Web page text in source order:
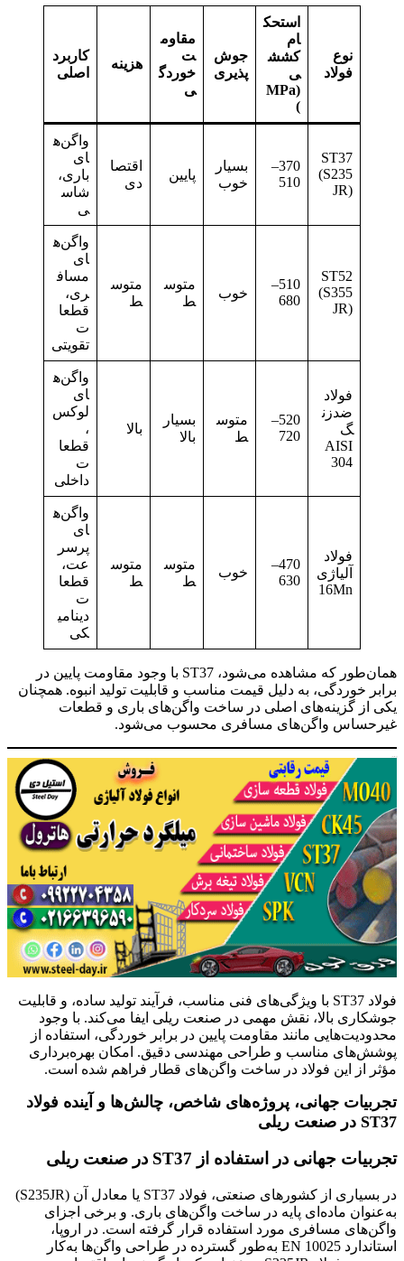
نوع
فولاد
استحک
ام
کشش
ی
(MPa
)
جوش‌
پذیری
مقاوم
ت
خوردگ
ی
هزینه
کاربرد
اصلی
ST37
(S235
JR)
370–
510
بسیار
خوب
پایین
اقتصا
دی
واگن‌ه
ای
باری،
شاس
ی
ST52
(S355
JR)
510–
680
خوب
متوس
ط
متوس
ط
واگن‌ه
ای
مساف
ری،
قطعا
ت
تقویتی
فولاد
ضدزن
گ
AISI
304
520–
720
متوس
ط
بسیار
بالا
بالا
واگن‌ه
ای
لوکس
،
قطعا
ت
داخلی
فولاد
آلیاژی
16Mn
470–
630
خوب
متوس
ط
متوس
ط
واگن‌ه
ای
پرسر
عت،
قطعا
ت
دینامی
کی
همان‌طور که مشاهده می‌شود، ST37 با وجود مقاومت پایین در
برابر خوردگی، به دلیل قیمت مناسب و قابلیت تولید انبوه. همچنان
یکی از گزینه‌های اصلی در ساخت واگن‌های باری و قطعات
غیرحساس واگن‌های مسافری محسوب می‌شود.
فولاد ST37 با ویژگی‌های فنی مناسب، فرآیند تولید ساده، و قابلیت
جوشکاری بالا، نقش مهمی در صنعت ریلی ایفا می‌کند. با وجود
محدودیت‌هایی مانند مقاومت پایین در برابر خوردگی، استفاده از
پوشش‌های مناسب و طراحی مهندسی دقیق. امکان بهره‌برداری
مؤثر از این فولاد در ساخت واگن‌های قطار فراهم شده است.
تجربیات جهانی، پروژه‌های شاخص، چالش‌ها و آینده فولاد
ST37 در صنعت ریلی
تجربیات جهانی در استفاده از ST37 در صنعت ریلی
در بسیاری از کشورهای صنعتی، فولاد ST37 یا معادل آن (S235JR)
به‌عنوان ماده‌ای پایه در ساخت واگن‌های باری. و برخی اجزای
واگن‌های مسافری مورد استفاده قرار گرفته است. در اروپا،
استاندارد EN 10025 به‌طور گسترده در طراحی واگن‌ها به‌کار